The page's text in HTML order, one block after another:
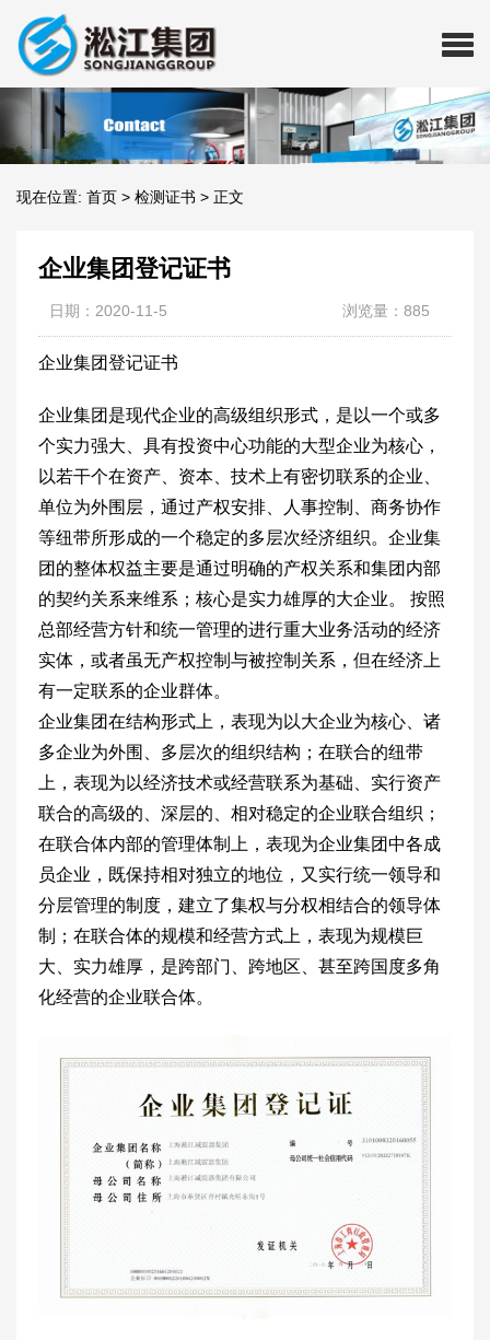
现在位置: 首页 > 检测证书 > 正文
企业集团登记证书
日期：2020-11-5 浏览量：885
企业集团登记证书
企业集团是现代企业的高级组织形式，是以一个或多
个实力强大、具有投资中心功能的大型企业为核心，
以若干个在资产、资本、技术上有密切联系的企业、
单位为外围层，通过产权安排、人事控制、商务协作
等纽带所形成的一个稳定的多层次经济组织。企业集
团的整体权益主要是通过明确的产权关系和集团内部
的契约关系来维系；核心是实力雄厚的大企业。 按照
总部经营方针和统一管理的进行重大业务活动的经济
实体，或者虽无产权控制与被控制关系，但在经济上
有一定联系的企业群体。
企业集团在结构形式上，表现为以大企业为核心、诸
多企业为外围、多层次的组织结构；在联合的纽带
上，表现为以经济技术或经营联系为基础、实行资产
联合的高级的、深层的、相对稳定的企业联合组织；
在联合体内部的管理体制上，表现为企业集团中各成
员企业，既保持相对独立的地位，又实行统一领导和
分层管理的制度，建立了集权与分权相结合的领导体
制；在联合体的规模和经营方式上，表现为规模巨
大、实力雄厚，是跨部门、跨地区、甚至跨国度多角
化经营的企业联合体。